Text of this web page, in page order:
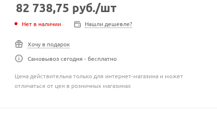
82 738,75 руб./шт
Нет в наличии Нашли дешевле?
Хочу в подарок
Самовывоз сегодня - бесплатно
Цена действительна только для интернет-магазина и может
отличаться от цен в розничных магазинах